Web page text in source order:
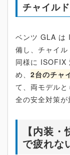
チャイル
ベンツ GLA は
備し、チャイ
同様に ISOFIX
め、 2台のチャ
て、両モデル
全の安全対策が
【内装
で疲れな